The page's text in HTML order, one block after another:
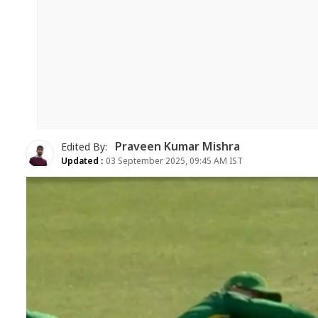
Edited By: Praveen Kumar Mishra
Updated : 03 September 2025, 09:45 AM IST